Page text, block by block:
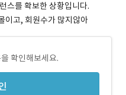
스를 확보한 상황입니다.
이고, 회원수가 많지않아
확인해보세요.